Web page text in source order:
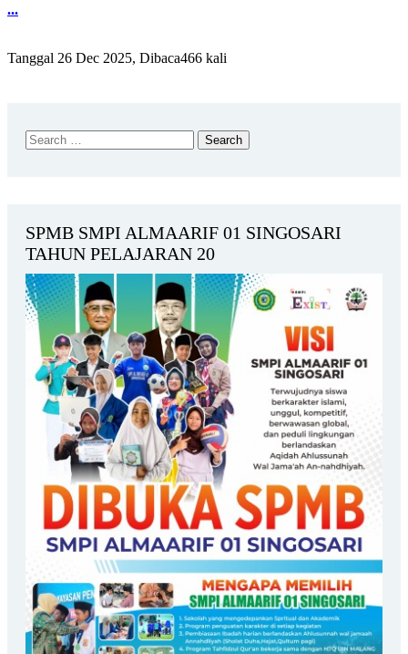
...
Tanggal 26 Dec 2025, Dibaca466 kali
SPMB SMPI ALMAARIF 01 SINGOSARI
TAHUN PELAJARAN 20